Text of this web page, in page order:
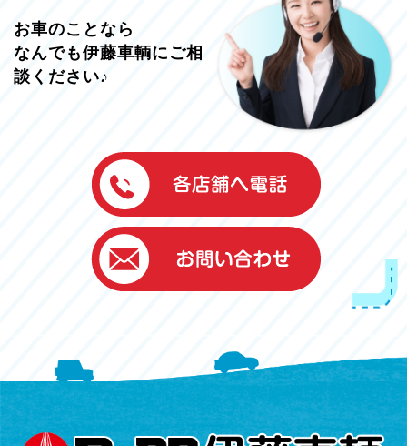
お車のことなら
なんでも伊藤車輌にご相
談ください♪
伊藤車輌（本社）
050-5851-0337
グッドワン浜松
050-5851-0338
浜北店
050-5851-0339
（年中無休24h対応）